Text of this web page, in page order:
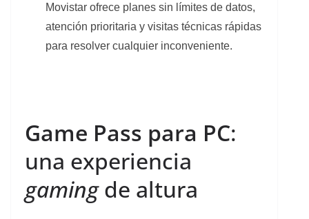
Movistar ofrece planes sin límites de datos,
atención prioritaria y visitas técnicas rápidas
para resolver cualquier inconveniente.
Game Pass para PC:
una experiencia
gamingde altura